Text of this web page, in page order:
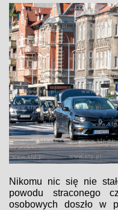
Nikomu nic się nie
powodu straconego
osobowych doszło w